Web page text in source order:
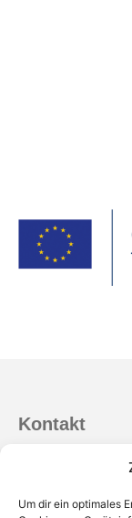
Um dir ein optimales
Kontakt